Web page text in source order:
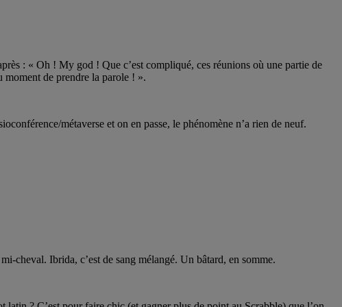
: « Oh ! My god ! Que c’est compliqué, ces réunions où une partie de
moment de prendre la parole ! ».
métaverse et on en passe, le phénomène n’a rien de neuf.
cheval. Ibrida, c’est de sang mélangé. Un bâtard, en somme.